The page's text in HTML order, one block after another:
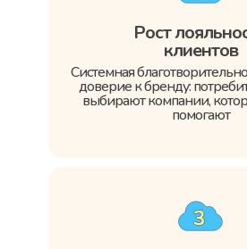
Системная
доверие к бренду:
выбирают компании,
помогают
Рост
клиентов